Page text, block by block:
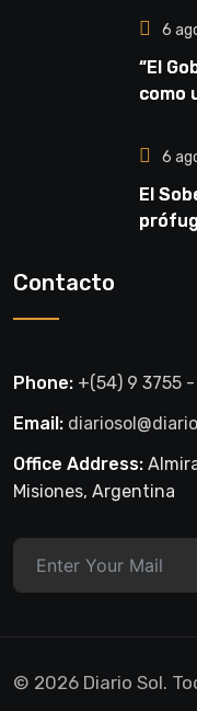
6
“El
como
6
El
Contacto
Phone: +(54) 9 3755
Email:
Office Address:
Misiones, Argentina
© 2026 Diario Sol.